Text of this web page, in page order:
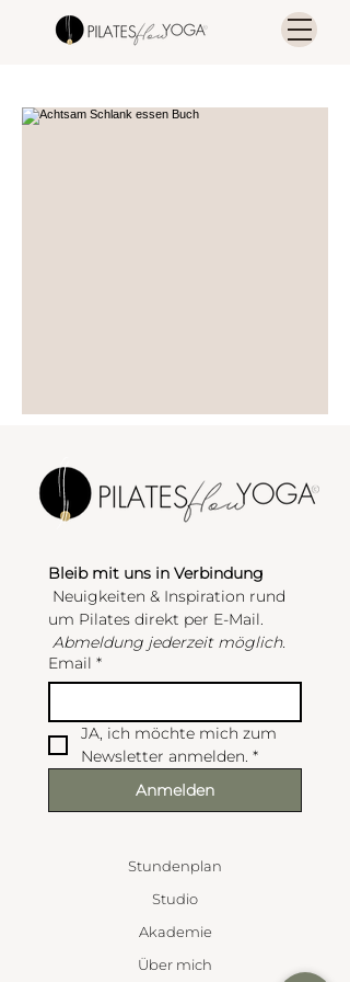
Bleib mit uns in Verbindung
Neuigkeiten & Inspiration rund
um Pilates direkt per E-Mail.
Abmeldung jederzeit möglich.
Email *
JA, ich möchte mich zum
Newsletter anmelden. *
Anmelden
Stundenplan
Studio
Akademie
Über mich